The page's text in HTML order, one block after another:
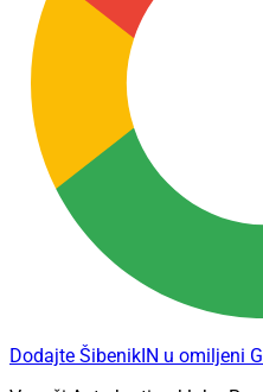
Dodajte ŠibenikIN u omiljeni